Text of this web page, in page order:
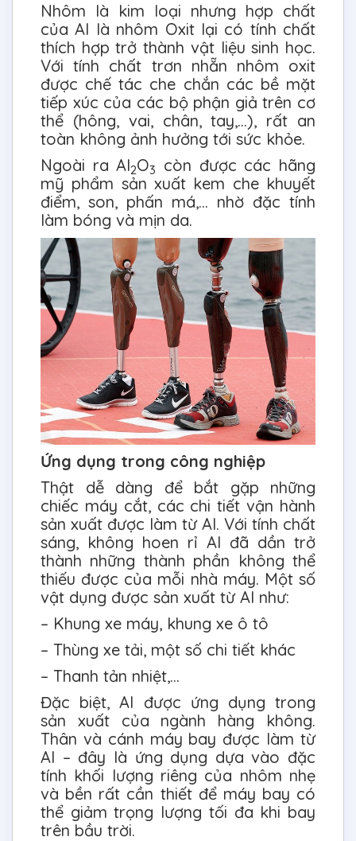
Nhôm là kim loại nhưng hợp chất
của Al là nhôm Oxit lại có tính chất
thích hợp trở thành vật liệu sinh học.
Với tính chất trơn nhẵn nhôm oxit
được chế tác che chắn các bề mặt
tiếp xúc của các bộ phận giả trên cơ
thể (hông, vai, chân, tay,...), rất an
toàn không ảnh hưởng tới sức khỏe.
Ngoài ra Al2O3
còn được các hãng
mỹ phẩm sản xuất kem che khuyết
điểm, son, phấn má,… nhờ đặc tính
làm bóng và mịn da.
Ứng dụng trong công nghiệp
Thật dễ dàng để bắt gặp những
chiếc máy cắt, các chi tiết vận hành
sản xuất được làm từ Al. Với tính chất
sáng, không hoen rỉ Al đã dần trở
thành những thành phần không thể
thiếu được của mỗi nhà máy. Một số
vật dụng được sản xuất từ Al như:
– Khung xe máy, khung xe ô tô
– Thùng xe tải, một số chi tiết khác
– Thanh tản nhiệt,…
Đặc biệt, Al được ứng dụng trong
sản xuất của ngành hàng không.
Thân và cánh máy bay được làm từ
Al – đây là ứng dụng dựa vào đặc
tính khối lượng riêng của nhôm nhẹ
và bền rất cần thiết để máy bay có
thể giảm trọng lượng tối đa khi bay
trên bầu trời.